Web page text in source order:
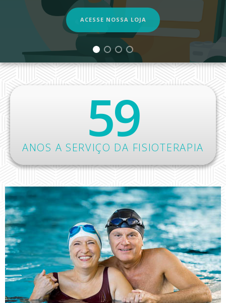
ACESSE NOSSA LOJA
59
ANOS A SERVIÇO DA FISIOTERAPIA
permanente
Clique e Conheça